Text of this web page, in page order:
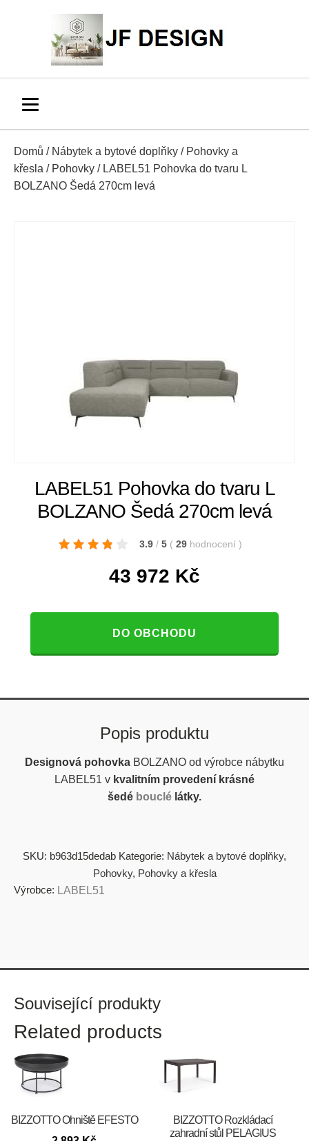
Domů / Nábytek a bytové doplňky / Pohovky a
křesla / Pohovky / LABEL51 Pohovka do tvaru L
BOLZANO Šedá 270cm levá
LABEL51 Pohovka do tvaru L
BOLZANO Šedá 270cm levá
3.9 / 5 ( 29 hodnocení )
43 972 Kč
DO OBCHODU
Popis produktu
Designová pohovka BOLZANO od výrobce nábytku
LABEL51 v kvalitním provedení krásné
šedé bouclé látky.
SKU: b963d15dedab Kategorie: Nábytek a bytové doplňky,
Pohovky, Pohovky a křesla
Výrobce: LABEL51
Související produkty
Related products
BIZZOTTO Ohniště EFESTO
BIZZOTTO Rozkládací
zahradní stůl PELAGIUS